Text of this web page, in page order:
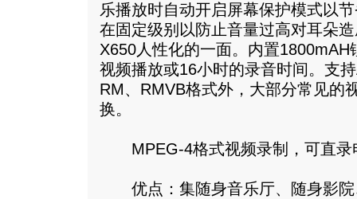
乐播放时自动开启屏幕保护模式以
在固定级别以防止音量过高对耳朵
X650人性化的一面。内置
视频播放或16小时的录音时间。支
RM、RMVB格式外，大部分常见的
换。
MPEG-4格式视频录制，可直录
优点：集随身音乐厅、随身影院